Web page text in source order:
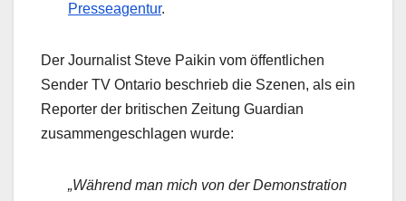
Presseagentur.
Der Journalist Steve Paikin vom öffentlichen
Sender TV Ontario beschrieb die Szenen, als ein
Reporter der britischen Zeitung Guardian
zusammengeschlagen wurde:
„Während man mich von der Demonstration